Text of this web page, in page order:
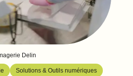
Delin
Solutions & Outils numériques